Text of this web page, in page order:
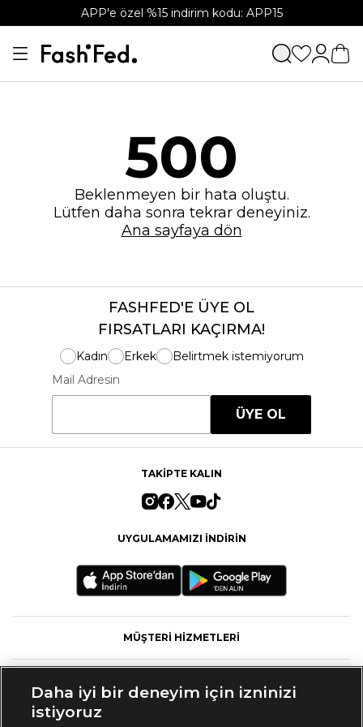
APP'e özel %15 indirim kodu: APP15
500
Beklenmeyen bir hata oluştu.
Lütfen daha sonra tekrar deneyiniz.
Ana sayfaya dön
FASHFED'E ÜYE OL
FIRSATLARI KAÇIRMA!
Kadın Erkek
Belirtmek istemiyorum
Mail Adresin
ÜYE OL
TAKİPTE KALIN
UYGULAMAMIZI İNDİRİN
MÜŞTERİ HİZMETLERİ
Daha iyi bir deneyim için izninizi
istiyoruz